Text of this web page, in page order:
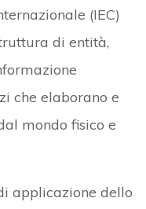
(IEC)
di entità,
che elaborano e
mondo fisico e
applicazione dello